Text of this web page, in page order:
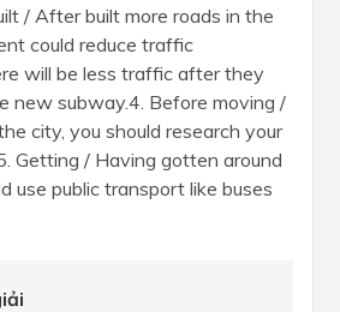
/ After built more roads in the
could reduce traffic
will be less traffic after they
new subway.4. Before moving /
city, you should research your
Getting / Having gotten around
use public transport like buses